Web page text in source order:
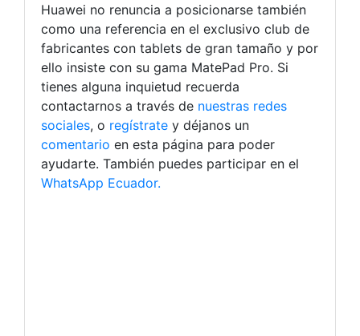
Huawei no renuncia a posicionarse también
como una referencia en el exclusivo club de
fabricantes con tablets de gran tamaño y por
ello insiste con su gama MatePad Pro. Si
tienes alguna inquietud recuerda
contactarnos a través de nuestras redes
sociales, o regístrate y déjanos un
comentario en esta página para poder
ayudarte. También puedes participar en el
WhatsApp Ecuador.